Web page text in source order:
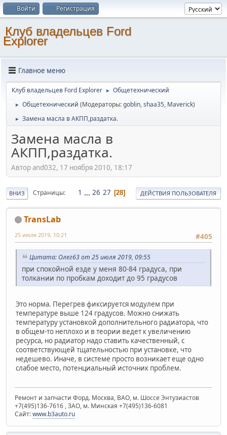
Войти Регистрация
Клуб владельцев Ford
Explorer
Главное меню
Клуб владельцев Ford Explorer ► Общетехнический
► Общетехнический (Модераторы:goblin,shaa35, Maverick)
► Замена масла в АКПП,раздатка.
Замена масла в
АКПП,раздатка.
Автор and032, 17 ноября 2010, 18:17
ВНИЗ Страницы 1 ... 26 27 28 ДЕЙСТВИЯ ПОЛЬЗОВАТЕЛЯ
TransLab
#405
25 июля 2019, 10:21
Цитата: Олег63 от 25 июля 2019, 09:55
при спокойной езде у меня 80-84 градуса, при
толкании по пробкам доходит до 95 градусов
Это норма. Перегрев фиксируется модулем при
температуре выше 124 градусов. Можно снижать
температуру установкой дополнительного радиатора, что
в общем-то неплохо и в теории ведет к увеличению
ресурса, но радиатор надо ставить качественный, с
соответствующей тщательностью при установке, что
недешево. Иначе, в системе просто возникает еще одно
слабое место, потенциальный источник проблем.
Ремонт и запчасти Форд. Москва, ВАО, м. Шоссе Энтузиастов
+7(495)136-7616 , ЗАО, м. Минская +7(495)136-6081
Сайт:www.b3auto.ru